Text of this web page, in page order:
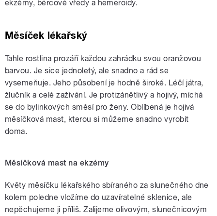
ekzémy, bércové vředy a hemeroidy.
Měsíček lékařský
Tahle rostlina prozáří každou zahrádku svou oranžovou
barvou. Je sice jednoletý, ale snadno a rád se
vysemeňuje. Jeho působení je hodně široké. Léčí játra,
žlučník a celé zažívání. Je protizánětlivý a hojivý, míchá
se do bylinkových směsí pro ženy. Oblíbená je hojivá
měsíčková mast, kterou si můžeme snadno vyrobit
doma.
Měsíčková mast na ekzémy
Květy měsíčku lékařského sbíraného za slunečného dne
kolem poledne vložíme do uzavíratelné sklenice, ale
nepěchujeme ji příliš. Zalijeme olivovým, slunečnicovým